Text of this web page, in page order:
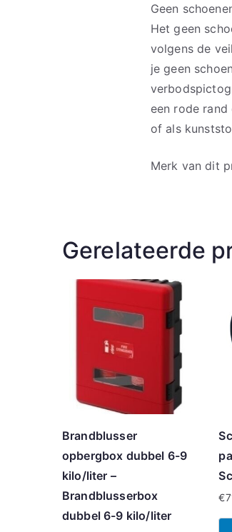
Geen
Het geen
volgens de
je geen
een rode
of als
Merk van dit
Gerelateerde
Brandblusser
opbergbox dubbel 6-9
kilo/liter –
Brandblusserbox
dubbel 6-9 kilo/liter
€